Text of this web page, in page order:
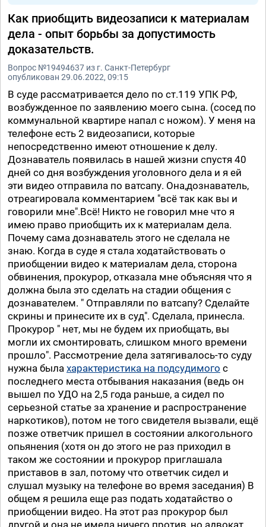
Как приобщить видеозаписи к материалам
дела - опыт борьбы за допустимость
доказательств.
Вопрос №19494637 из г. Санкт-Петербург
опубликован 29.06.2022, 09:15
В суде рассматривается дело по ст.119 УПК РФ,
возбужденное по заявлению моего сына. (сосед по
коммунальной квартире напал с ножом). У меня на
телефоне есть 2 видеозаписи, которые
непосредственно имеют отношение к делу.
Дознаватель появилась в нашей жизни спустя 40
дней со дня возбуждения уголовного дела и я ей
эти видео отправила по ватсапу. Она,дознаватель,
отреагировала комментарием "всё так как вы и
говорили мне".Всё! Никто не говорил мне что я
имею право приобщить их к материалам дела.
Почему сама дознаватель этого не сделала не
знаю. Когда в суде я стала ходатайствовать о
приобщении видео к материалам дела, сторона
обвинения, прокурор, отказала мне объясняя что я
должна была это сделать на стадии общения с
дознавателем. " Отправляли по ватсапу? Сделайте
скрины и принесите их в суд". Сделала, принесла.
Прокурор " нет, мы не будем их приобщать, вы
могли их смонтировать, слишком много времени
прошло". Рассмотрение дела затягивалось-то суду
нужна была характеристика на подсудимого с
последнего места отбывания наказания (ведь он
вышел по УДО на 2,5 года раньше, а сидел по
серьезной статье за хранение и распространение
наркотиков), потом не того свидетеля вызвали, ещё
позже ответчик пришел в состоянии алкогольного
опьянения (хотя он до этого не раз приходил в
таком же состоянии и прокурор приглашала
приставов в зал, потому что ответчик сидел и
слушал музыку на телефоне во время заседания) В
общем я решила еще раз подать ходатайство о
приобщении видео. На этот раз прокурор был